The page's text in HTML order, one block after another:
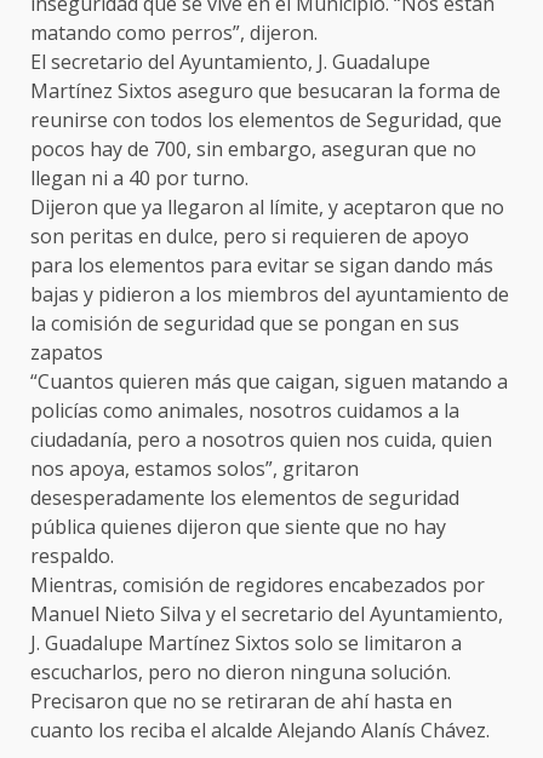
matando como perros”, dijeron.
El secretario del Ayuntamiento, J. Guadalupe
Martínez Sixtos aseguro que besucaran la forma de
reunirse con todos los elementos de Seguridad, que
pocos hay de 700, sin embargo, aseguran que no
llegan ni a 40 por turno.
Dijeron que ya llegaron al límite, y aceptaron que no
son peritas en dulce, pero si requieren de apoyo
para los elementos para evitar se sigan dando más
bajas y pidieron a los miembros del ayuntamiento de
la comisión de seguridad que se pongan en sus
zapatos
“Cuantos quieren más que caigan, siguen matando a
policías como animales, nosotros cuidamos a la
ciudadanía, pero a nosotros quien nos cuida, quien
nos apoya, estamos solos”, gritaron
desesperadamente los elementos de seguridad
pública quienes dijeron que siente que no hay
respaldo.
Mientras, comisión de regidores encabezados por
Manuel Nieto Silva y el secretario del Ayuntamiento,
J. Guadalupe Martínez Sixtos solo se limitaron a
escucharlos, pero no dieron ninguna solución.
Precisaron que no se retiraran de ahí hasta en
cuanto los reciba el alcalde Alejando Alanís Chávez.